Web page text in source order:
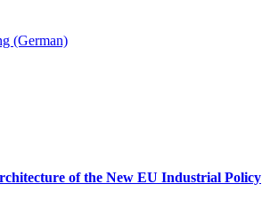
(German)
of the New EU Industrial Policy